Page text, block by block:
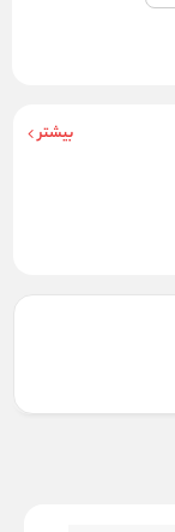
بیشتر